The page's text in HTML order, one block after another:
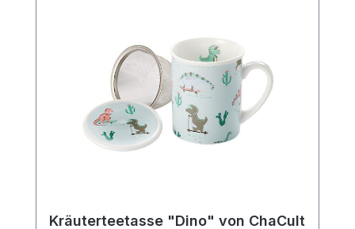
Kräuterteetasse "Dino" von ChaCult